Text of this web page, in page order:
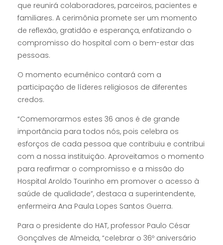
que reunirá colaboradores, parceiros, pacientes e
familiares. A cerimônia promete ser um momento
de reflexão, gratidão e esperança, enfatizando o
compromisso do hospital com o bem-estar das
pessoas.
O momento ecumênico contará com a
participação de líderes religiosos de diferentes
credos.
“Comemorarmos estes 36 anos é de grande
importância para todos nós, pois celebra os
esforços de cada pessoa que contribuiu e contribui
com a nossa instituição. Aproveitamos o momento
para reafirmar o compromisso e a missão do
Hospital Aroldo Tourinho em promover o acesso à
saúde de qualidade”, destaca a superintendente,
enfermeira Ana Paula Lopes Santos Guerra.
Para o presidente do HAT, professor Paulo César
Gonçalves de Almeida, “celebrar o 36º aniversário